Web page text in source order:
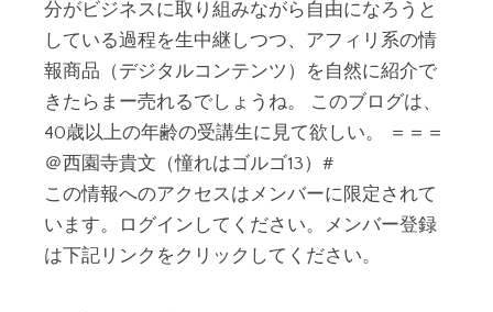
分がビジネスに取り組みながら自由になろうと
している過程を生中継しつつ、アフィリ系の情
報商品（デジタルコンテンツ）を自然に紹介で
きたらまー売れるでしょうね。 このブログは、
40歳以上の年齢の受講生に見て欲しい。 ＝＝＝
＠西園寺貴文（憧れはゴルゴ13）#
この情報へのアクセスはメンバーに限定されて
います。ログインしてください。メンバー登録
は下記リンクをクリックしてください。